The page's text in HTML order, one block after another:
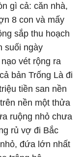
gì cả: căn nhà,
8 con và mấy
sắp thu hoạch
suối ngày
vét rộng ra
bản Trống Là đi
tiền san nền
nền một thửa
ruộng nhỏ chưa
rủ vợ đi Bắc
đứa lớn nhất